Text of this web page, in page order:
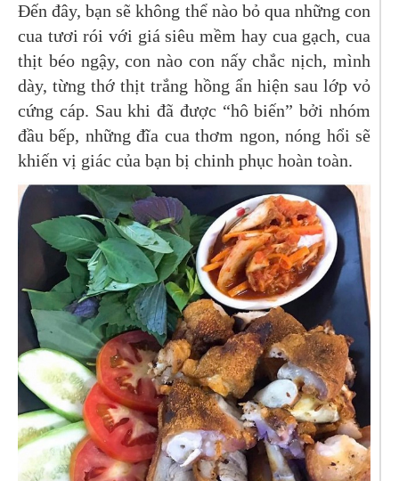
Đến đây, bạn sẽ không thể nào bỏ qua những con
cua tươi rói với giá siêu mềm hay cua gạch, cua
thịt béo ngậy, con nào con nấy chắc nịch, mình
dày, từng thớ thịt trắng hồng ẩn hiện sau lớp vỏ
cứng cáp. Sau khi đã được “hô biến” bởi nhóm
đầu bếp, những đĩa cua thơm ngon, nóng hổi sẽ
khiến vị giác của bạn bị chinh phục hoàn toàn.